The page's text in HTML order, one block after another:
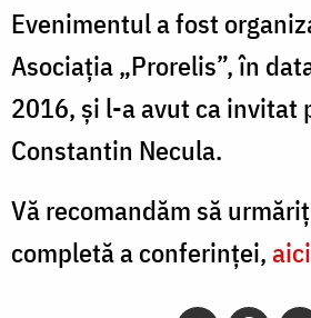
Evenimentul a fost
Asociația „Prorelis”, în
2016, şi l-a avut ca invitat
Constantin Necula.
Vă recomandăm să
completă a conferinţei,aici